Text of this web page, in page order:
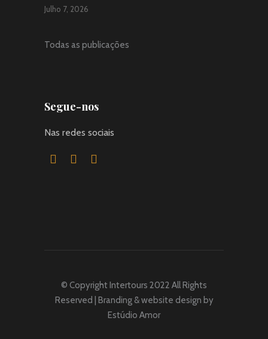
Julho 7, 2026
Todas as publicações
Segue-nos
Nas redes sociais
© Copyright Intertours 2022 All Rights
Reserved | Branding & website design by
Estúdio Amor